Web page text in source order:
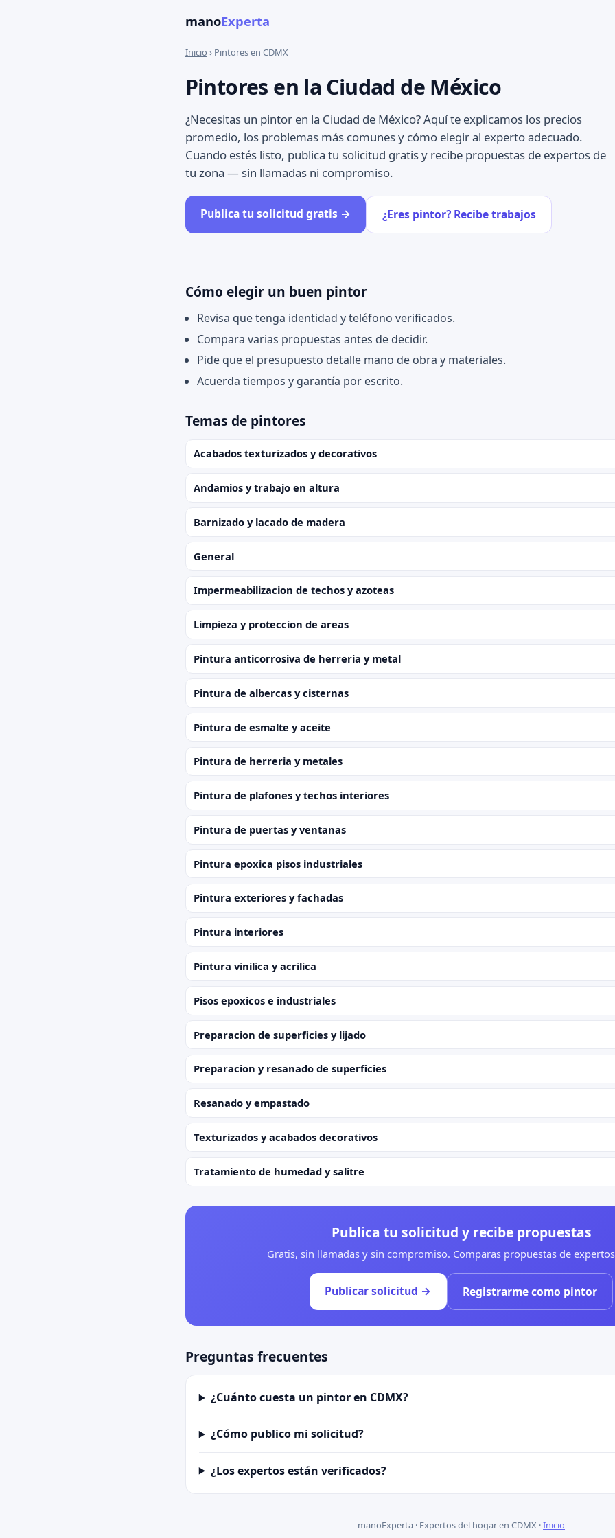
manoExperta
Inicio › Pintores en CDMX
Pintores en la Ciudad de México
¿Necesitas un pintor en la Ciudad de México? Aquí te explicamos los precios
promedio, los problemas más comunes y cómo elegir al experto adecuado.
Cuando estés listo, publica tu solicitud gratis y recibe propuestas de expertos de
tu zona — sin llamadas ni compromiso.
Publica tu solicitud gratis → ¿Eres pintor? Recibe trabajos
Cómo elegir un buen pintor
Revisa que tenga identidad y teléfono verificados.
Compara varias propuestas antes de decidir.
Pide que el presupuesto detalle mano de obra y materiales.
Acuerda tiempos y garantía por escrito.
Temas de pintores
Acabados texturizados y decorativos
Andamios y trabajo en altura
Barnizado y lacado de madera
General
Impermeabilizacion de techos y azoteas
Limpieza y proteccion de areas
Pintura anticorrosiva de herreria y metal
Pintura de albercas y cisternas
Pintura de esmalte y aceite
Pintura de herreria y metales
Pintura de plafones y techos interiores
Pintura de puertas y ventanas
Pintura epoxica pisos industriales
Pintura exteriores y fachadas
Pintura interiores
Pintura vinilica y acrilica
Pisos epoxicos e industriales
Preparacion de superficies y lijado
Preparacion y resanado de superficies
Resanado y empastado
Texturizados y acabados decorativos
Tratamiento de humedad y salitre
Publica tu solicitud y recibe propuestas
Gratis, sin llamadas y sin compromiso. Comparas propuestas de
Publicar solicitud → Registrarme como pintor
Preguntas frecuentes
¿Cuánto cuesta un pintor en CDMX?
¿Cómo publico mi solicitud?
¿Los expertos están verificados?
manoExperta · Expertos del hogar en CDMX ·Inicio